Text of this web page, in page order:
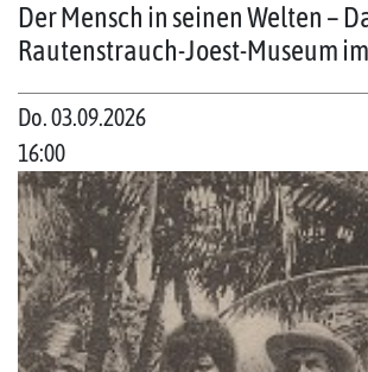
Der Mensch in seinen Welten –
Rautenstrauch-Joest-Museum
Do. 03.09.2026
16:00